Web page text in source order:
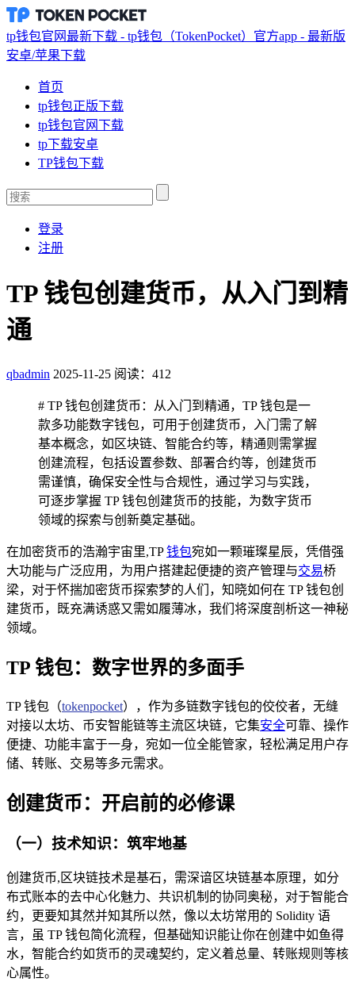
tp钱包官网最新下载 - tp钱包（TokenPocket）官方app - 最新版
安卓/苹果下载
首页
tp钱包正版下载
tp钱包官网下载
tp下载安卓
TP钱包下载
登录
注册
TP 钱包创建货币，从入门到精
通
qbadmin 2025-11-25 阅读：412
# TP 钱包创建货币：从入门到精通，TP 钱包是一
款多功能数字钱包，可用于创建货币，入门需了解
基本概念，如区块链、智能合约等，精通则需掌握
创建流程，包括设置参数、部署合约等，创建货币
需谨慎，确保安全性与合规性，通过学习与实践，
可逐步掌握 TP 钱包创建货币的技能，为数字货币
领域的探索与创新奠定基础。
在加密货币的浩瀚宇宙里,TP钱包宛如一颗璀璨星辰，凭借强
大功能与广泛应用，为用户搭建起便捷的资产管理与交易桥
梁，对于怀揣加密货币探索梦的人们，知晓如何在 TP 钱包创
建货币，既充满诱惑又需如履薄冰，我们将深度剖析这一神秘
领域。
TP 钱包：数字世界的多面手
TP 钱包（tokenpocket），作为多链数字钱包的佼佼者，无缝
对接以太坊、币安智能链等主流区块链，它集安全可靠、操作
便捷、功能丰富于一身，宛如一位全能管家，轻松满足用户存
储、转账、交易等多元需求。
创建货币：开启前的必修课
（一）技术知识：筑牢地基
创建货币,区块链技术是基石，需深谙区块链基本原理，如分
布式账本的去中心化魅力、共识机制的协同奥秘，对于智能合
约，更要知其然并知其所以然，像以太坊常用的 Solidity 语
言，虽 TP 钱包简化流程，但基础知识能让你在创建中如鱼得
水，智能合约如货币的灵魂契约，定义着总量、转账规则等核
心属性。